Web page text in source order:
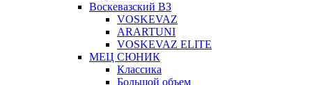
Воскевазский ВЗ
VOSKEVAZ
ARARTUNI
VOSKEVAZ ELITE
МЕЦ СЮНИК
Классика
Большой объем